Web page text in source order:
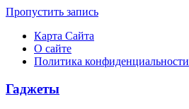
Пропустить запись
Карта Сайта
О сайте
Политика конфиденциальности
Гаджеты